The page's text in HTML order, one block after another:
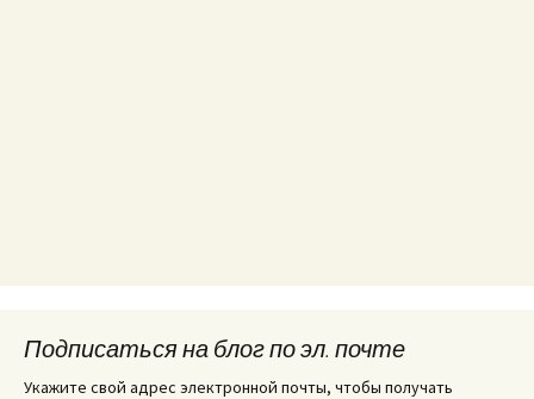
Подписаться на блог по эл. почте
Укажите свой адрес электронной почты, чтобы получать